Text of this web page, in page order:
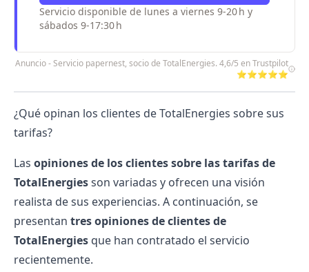
Servicio disponible de lunes a viernes 9-20 h y
sábados 9-17:30 h
Anuncio - Servicio papernest, socio de TotalEnergies. 4,6/5 en Trustpilot
⭐⭐⭐⭐⭐
¿Qué opinan los clientes de TotalEnergies sobre sus
tarifas?
Las opiniones de los clientes sobre lastarifas de
TotalEnergiesson variadas y ofrecen una visión
realista de sus experiencias. A continuación, se
presentan tres opiniones declientes de
TotalEnergies que han contratado el servicio
recientemente.